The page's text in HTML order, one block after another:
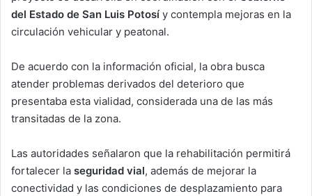
del Estado de San Luis Potosí y contempla mejoras en la
circulación vehicular y peatonal.
De acuerdo con la información oficial, la obra busca
atender problemas derivados del deterioro que
presentaba esta vialidad, considerada una de las más
transitadas de la zona.
Las autoridades señalaron que la rehabilitación permitirá
fortalecer la seguridad vial, además de mejorar la
conectividad y las condiciones de desplazamiento para